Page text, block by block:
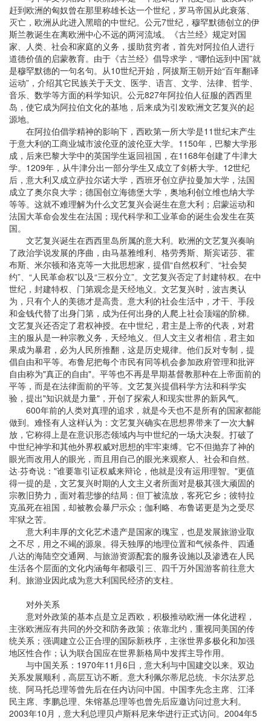
赶到欧洲的匈奴曾在那里称雄长达一个世纪，罗马帝国从此衰落、
灭亡，欧洲从此进入黑暗的中世纪。公元7世纪，穆罕默德创立的伊
斯兰教诞生在离欧洲中心不远的两河流域。《古兰经》规定对国
家、人类、社会和家庭的义务，援助贫穷者，首先对阿拉伯人进行
道德价值的启蒙教育。由于《古兰经》倡导求学，“哪怕远到中国”就
是穆罕默德的一句名句。从10世纪开始，阿拔斯王朝开始“百年翻译
运动”，介绍其它民族关于天文、医学、语言、文学、法律、哲学、
音乐、数学等方面的科学知识。公元827年阿拉伯人征服的西西里
岛，使它成为阿拉伯文化的基地，后来成为引发欧洲文艺复兴的起
源地。
在阿拉伯倡学精神的影响下，西欧第一所大学是11世纪末产生
于意大利的工商业城市波伦亚的波伦亚大学。1150年，巴黎大学形
成，后来巴黎大学中的英国学生返回祖国，在1168年创建了牛津大
学。1209年，从牛津分出一部分学生又成立了剑桥大学。12世纪
后，意大利又成立萨拉尔诺大学，西班牙创立萨拉曼加大学，法国
成立了奥尔良大学；德国创立海德堡大学，奥地利创立维也纳大学
等等。这就不难理解为什么文艺复兴会诞生在意大利；启蒙运动和
法国大革命会发生在法国；现代科学和工业革命的诞生会发生在英
国。
文艺复兴诞生在西西里岛所属的意大利。欧洲的文艺复兴奏响
了政治学说发展的序曲，由马基雅维利、格劳秀斯、斯宾诺莎、霍
布斯、米尔顿和洛克等一大批思想家，提倡“自然权利”、“社会契
约”、“人民革命权”以及“三权分立”。文艺复兴否定了封建特权。在中
世纪，封建特权、门第观念是天经地义。文艺复兴时，波吉奥认
为，只有个人的美德才是高贵。意大利的社会生活中，才干、手段
和金钱代替了出身门第，成为任何出身的人爬上社会顶端的阶梯。
文艺复兴还否定了君权神授。在中世纪，君主是上帝的代表，对君
主的服从是一种宗教义务，天经地义。但人文主义者相信，君主如
果成为暴君，必为人民所推翻，这是历史规律。他们反对专制，提
倡自由和平等。布鲁尼把每个市民有同等机会参加政府管理和批评
自由称为"真正的自由"。平等也不再是早期基督教那种在上帝面前的
平等，而是在法律面前的平等。文艺复兴提倡科学方法和科学实
验，提出"知识就是力量"，开创了探索人和现实世界的新风气。
600年前的人类对真理的追求，就是今天也不是所有的国家都能
做到。难怪有人这样认为：文艺复兴确实在思想界带来了一次大解
放，它称得上是在意识形态领域内与中世纪的一场大决裂。打破了
中世纪神学和其他外界权威对思想的牢牢束缚。它不但抛弃了神的
眼光而改用人的眼光，而且用自己的眼光来观察人、社会和自然。
达·芬奇说："谁要靠引证权威来辩论，他就是没有运用理智。"更值
得一提的是，文艺复兴时期的人文主义者所面对是极其强大顽固的
宗教旧势力，面对着悲惨的结局：但丁被流放，客死它乡；彼特拉
克虽死在祖国，却被教会暴尸示众；伽利略、布鲁诺更是为之受尽
牢狱之苦。
意大利丰厚的文化艺术遗产是国家的瑰宝，也是发展旅游业取
之不尽，用之不竭的源泉。得天独厚的地理位置和气候条件、四通
八达的海陆空交通网、与旅游资源配套的服务设施以及渗透在人民
生活各个层面的文化内涵每年都吸引三、四千万外国游客前往意大
利。旅游业因此成为意大利国民经济的支柱。
对外关系
意对外政策的基本点是立足西欧，积极推动欧洲一体化进程，
主张欧洲应有共同的外交和防务政策；依靠北约，重视同美国的传
统关系；强调建立公正合理的国际新秩序，主张世界多极化和加强
地区性合作；认为联合国应在世界新格局中发挥主导作用。
与中国关系：1970年11月6日，意大利与中国建交以来。双边
关系发展顺利，高层互访不断。意大利佩尔蒂尼总统、卡尔法罗总
统、阿马托总理等曾先后在任内访问中国。中国李先念主席、江泽
民主席、李鹏总理、朱镕基总理等也曾先后应邀访问过意大利。
2003年10月，意大利总理贝卢斯科尼来华进行正式访问。2004年5